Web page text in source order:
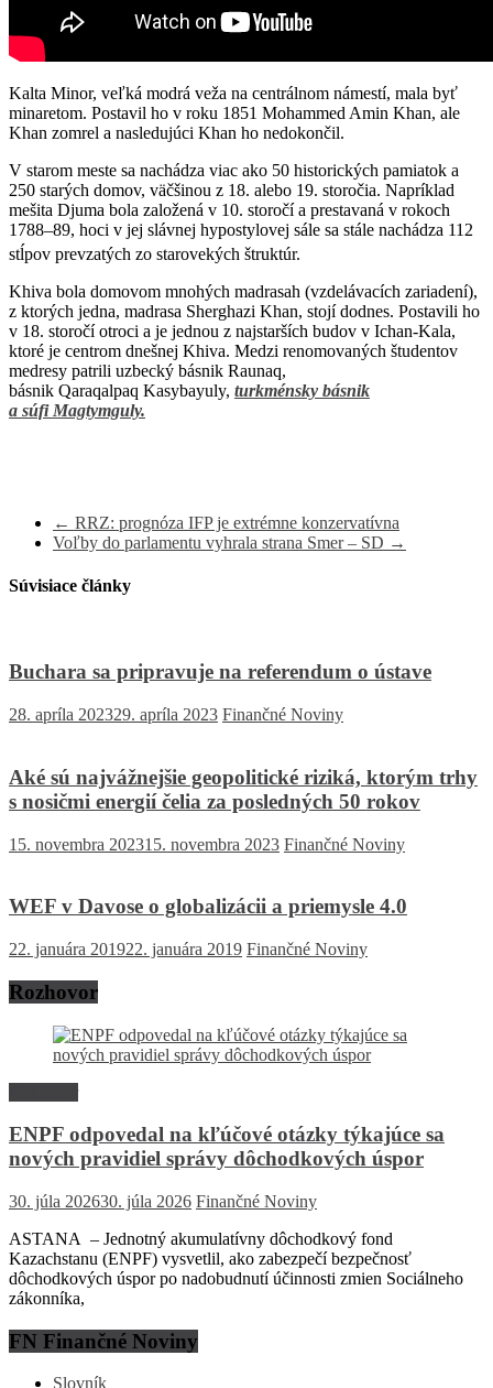
Kalta Minor, veľká modrá veža na centrálnom námestí, mala byť
minaretom. Postavil ho v roku 1851 Mohammed Amin Khan, ale
Khan zomrel a nasledujúci Khan ho nedokončil.
V starom meste sa nachádza viac ako 50 historických pamiatok a
250 starých domov, väčšinou z 18. alebo 19. storočia. Napríklad
mešita Djuma bola založená v 10. storočí a prestavaná v rokoch
1788–89, hoci v jej slávnej hypostylovej sále sa stále nachádza 112
stĺpov prevzatých zo starovekých štruktúr.
Khiva bola domovom mnohých madrasah (vzdelávacích zariadení),
z ktorých jedna, madrasa Sherghazi Khan, stojí dodnes. Postavili ho
v 18. storočí otroci a je jednou z najstarších budov v Ichan-Kala,
ktoré je centrom dnešnej Khiva. Medzi renomovaných študentov
medresy patrili uzbecký básnik Raunaq,
básnik Qaraqalpaq Kasybayuly, turkménsky básnik
a súfi Magtymguly.
← RRZ: prognóza IFP je extrémne konzervatívna
Voľby do parlamentu vyhrala strana Smer – SD →
Súvisiace články
Buchara sa pripravuje na referendum o ústave
28. apríla 202329. apríla 2023 Finančné Noviny
Aké sú najvážnejšie geopolitické riziká, ktorým trhy
s nosičmi energií čelia za posledných 50 rokov
15. novembra 202315. novembra 2023 Finančné Noviny
WEF v Davose o globalizácii a priemysle 4.0
22. januára 201922. januára 2019 Finančné Noviny
Rozhovor
ENPF odpovedal na kľúčové otázky týkajúce sa
nových pravidiel správy dôchodkových úspor
30. júla 202630. júla 2026 Finančné Noviny
ASTANA – Jednotný akumulatívny dôchodkový fond
Kazachstanu (ENPF) vysvetlil, ako zabezpečí bezpečnosť
dôchodkových úspor po nadobudnutí účinnosti zmien Sociálneho
zákonníka,
FN Finančné Noviny
Slovník